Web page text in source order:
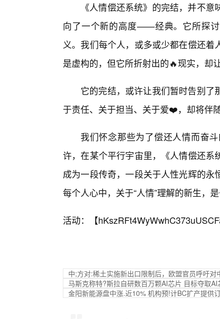
《人情偿还系统》的完结，并不
向了一个新的高度——经典。它所探讨
义。我们每个人，或多或少都在偿还
是虚构的，但它所折射出的🔥现实，却
它的完结，或许让我们暂时告别
于责任、关于担当、关于爱❤️，却将伴
我们怀念那些为了偿还人情而奋
许，在某个平行宇宙里，《人情偿还
成为一段传奇，一段关于人性光辉的
每个人心中，关于“人情”理解的新生，
活动：【
中;方对:稀土实施新出口限制后，欧盟官员呼吁
马斯克称特?斯拉自研数百万颗AI芯片 目标夺取AI
金阳新能源盘中涨.近10% 机构预!计BC扩产提供